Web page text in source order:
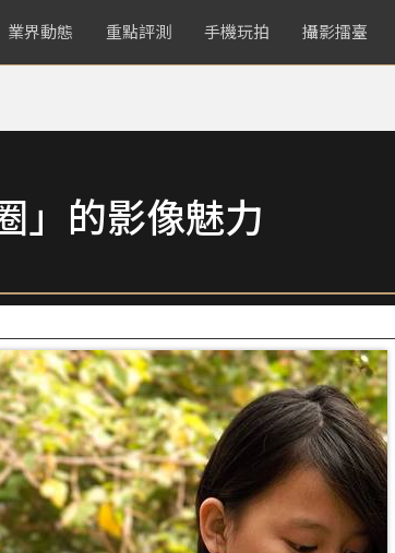
業界動態 重點評測 手機玩拍 攝影擂臺
」的影像魅力